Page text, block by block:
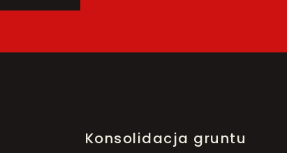
Konsolidacja gruntu